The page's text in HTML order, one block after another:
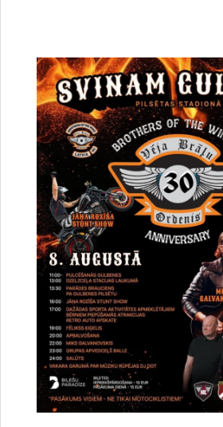
Gulbenes novada domes
26.aprīlī nolēmusi pārtraukt
trūkuma dēļ.
Lejupielādēt:
Lemums_2016_16.pdf
Drukāt lapu
Dalīties